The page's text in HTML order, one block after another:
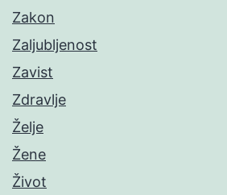
Zakon
Zaljubljenost
Zavist
Zdravlje
Želje
Žene
Život